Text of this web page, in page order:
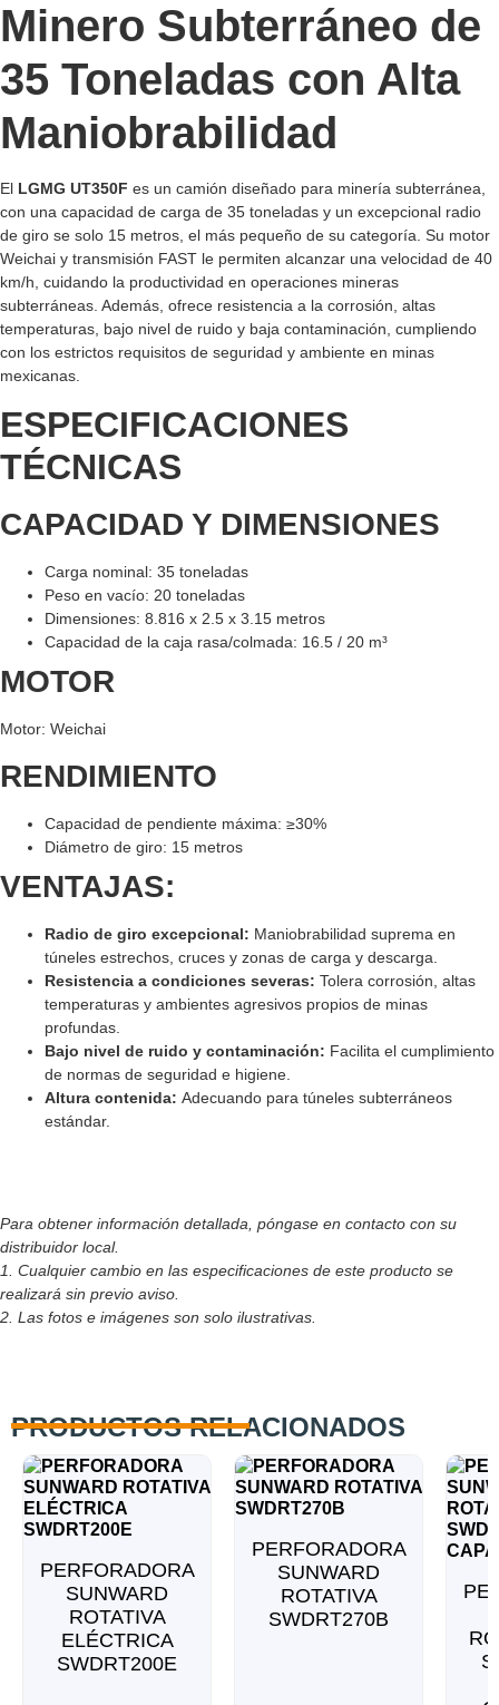
Minero Subterráneo de
35 Toneladas con Alta
Maniobrabilidad
El LGMG UT350F es un camión diseñado para minería subterránea,
con una capacidad de carga de 35 toneladas y un excepcional radio
de giro se solo 15 metros, el más pequeño de su categoría. Su motor
Weichai y transmisión FAST le permiten alcanzar una velocidad de 40
km/h, cuidando la productividad en operaciones mineras
subterráneas. Además, ofrece resistencia a la corrosión, altas
temperaturas, bajo nivel de ruido y baja contaminación, cumpliendo
con los estrictos requisitos de seguridad y ambiente en minas
mexicanas.
ESPECIFICACIONES
TÉCNICAS
CAPACIDAD Y DIMENSIONES
Carga nominal: 35 toneladas
Peso en vacío: 20 toneladas
Dimensiones: 8.816 x 2.5 x 3.15 metros
Capacidad de la caja rasa/colmada: 16.5 / 20 m³
MOTOR
Motor: Weichai
RENDIMIENTO
Capacidad de pendiente máxima: ≥30%
Diámetro de giro: 15 metros
VENTAJAS:
Radio de giro excepcional: Maniobrabilidad suprema en
túneles estrechos, cruces y zonas de carga y descarga.
Resistencia a condiciones severas: Tolera corrosión, altas
temperaturas y ambientes agresivos propios de minas
profundas.
Bajo nivel de ruido y contaminación: Facilita el cumplimiento
de normas de seguridad e higiene.
Altura contenida: Adecuando para túneles subterráneos
estándar.
Para obtener información detallada, póngase en contacto con su
distribuidor local.
1. Cualquier cambio en las especificaciones de este producto se
realizará sin previo aviso.
2. Las fotos e imágenes son solo ilustrativas.
PRODUCTOS RELACIONADOS
PERFORADORA
SUNWARD
ROTATIVA
ELÉCTRICA
SWDRT200E
PERFORADORA
SUNWARD
ROTATIVA
SWDRT270B